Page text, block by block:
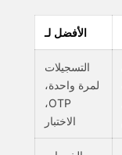
الأفضل لـ
التسجيلات
لمرة واحدة،
OTP،
الاختبار